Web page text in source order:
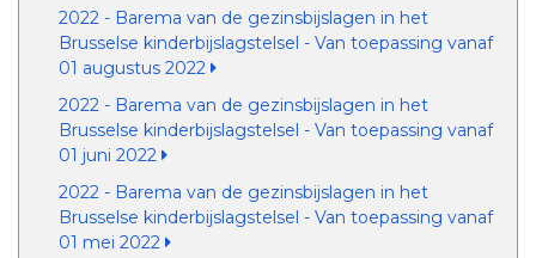
2022 - Barema van de gezinsbijslagen in het
Brusselse kinderbijslagstelsel - Van toepassing vanaf
01 augustus 2022
2022 - Barema van de gezinsbijslagen in het
Brusselse kinderbijslagstelsel - Van toepassing vanaf
01 juni 2022
2022 - Barema van de gezinsbijslagen in het
Brusselse kinderbijslagstelsel - Van toepassing vanaf
01 mei 2022